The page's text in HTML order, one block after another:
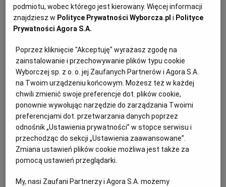
KIELCE
KOSZALIN
KRAKÓW
LUBLIN
ŁÓDŹ
SŁÓWKA. MAGAZYN O JĘZYKU
GAZETA.PL
TOK FM
SPORT.PL
PUBLIO.PL
KULTURALNYSKLEP.PL
w Skandynawii. Przyrządza się z nich nie tylko syropy,
aromatyzuje cydry, cukierki, robi dżemy i herbaty, ale
stosuje się je jako dodatek do dań i deserów. W
rodzimej medycynie ludowej czarny bez też gości od
stuleci. Do przygotowywania leczniczych mikstur
wykorzystywano kwiaty, owoce, liście, a nawet korę i
korzenie. Nasze prababki stosowały napary z kwiatów
przy wysokich gorączkach, przeziębieniach, grypie,
podmiotu, wobec którego jest kierowany. Więcej informacji
znajdziesz w Polityce Prywatności Wyborcza.pl i Polityce
Prywatności Agora S.A.
Poprzez kliknięcie "Akceptuję" wyrażasz zgodę na
zainstalowanie i przechowywanie plików typu cookie
Wyborczej sp. z o. o. jej Zaufanych Partnerów i Agora S.A.
na Twoim urządzeniu końcowym. Możesz też w każdej
chwili zmienić swoje preferencje dot. plików cookie,
ponownie wywołując narzędzie do zarządzania Twoimi
preferencjami dot. przetwarzania danych poprzez
odnośnik „Ustawienia prywatności” w stopce serwisu i
przechodząc do sekcji „Ustawienia zaawansowane”.
Zmiana ustawień plików cookie możliwa jest także za
pomocą ustawień przeglądarki.
My, nasi Zaufani Partnerzy i Agora S.A. możemy